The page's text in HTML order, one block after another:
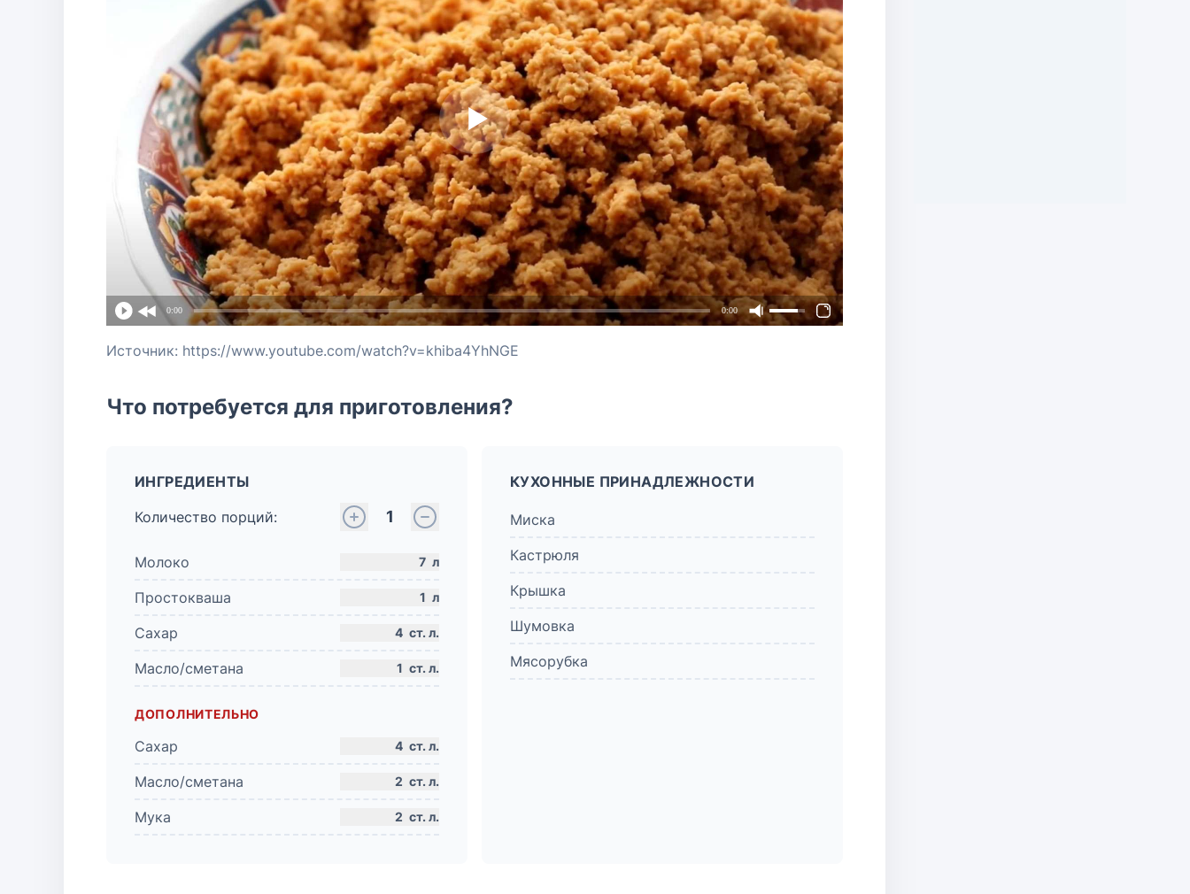
0:00 0:00
Источник: https://www.youtube.com/watch?v=khiba4YhNGE
Что потребуется для приготовления?
ИНГРЕДИЕНТЫ
Количество порций:
1
Молоко 7 л
Простокваша 1 л
Сахар 4 ст. л.
Масло/сметана 1 ст. л.
ДОПОЛНИТЕЛЬНО
Сахар 4 ст. л.
Масло/сметана 2 ст. л.
Мука 2 ст. л.
КУХОННЫЕ ПРИНАДЛЕЖНОСТИ
Миска
Кастрюля
Крышка
Шумовка
Мясорубка